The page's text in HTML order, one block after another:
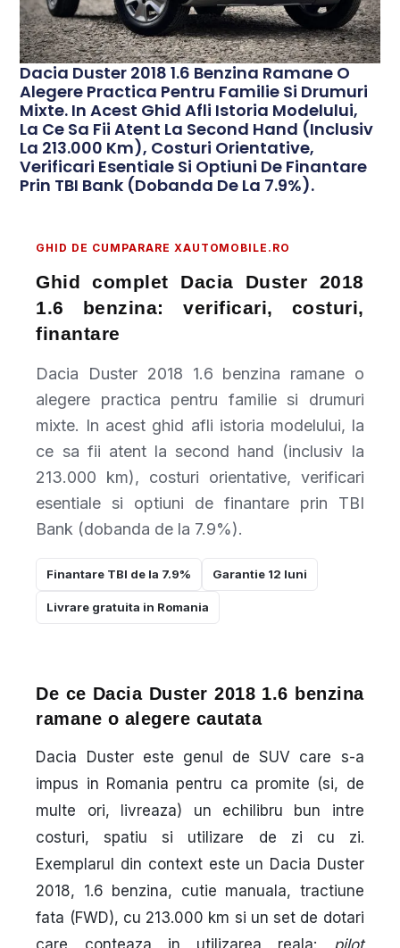
Dacia Duster 2018 1.6 Benzina Ramane O
Alegere Practica Pentru Familie Si Drumuri
Mixte. In Acest Ghid Afli Istoria Modelului,
La Ce Sa Fii Atent La Second Hand (inclusiv
La 213.000 Km), Costuri Orientative,
Verificari Esentiale Si Optiuni De Finantare
Prin TBI Bank (dobanda De La 7.9%).
GHID DE CUMPARARE XAUTOMOBILE.RO
Ghid complet Dacia Duster 2018
1.6 benzina: verificari, costuri,
finantare
Dacia Duster 2018 1.6 benzina ramane o
alegere practica pentru familie si drumuri
mixte. In acest ghid afli istoria modelului, la
ce sa fii atent la second hand (inclusiv la
213.000 km), costuri orientative, verificari
esentiale si optiuni de finantare prin TBI
Bank (dobanda de la 7.9%).
Finantare TBI de la 7.9% Garantie 12 luni
Livrare gratuita in Romania
De ce Dacia Duster 2018 1.6 benzina
ramane o alegere cautata
Dacia Duster este genul de SUV care s-a
impus in Romania pentru ca promite (si, de
multe ori, livreaza) un echilibru bun intre
costuri, spatiu si utilizare de zi cu zi.
Exemplarul din context este un Dacia Duster
2018, 1.6 benzina, cutie manuala, tractiune
fata (FWD), cu 213.000 km si un set de dotari